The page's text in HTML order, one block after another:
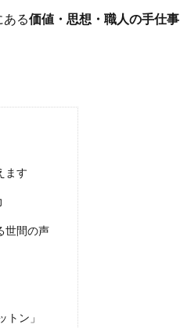
る価値・思想・職人の手仕事
ます
世間の声
ン」